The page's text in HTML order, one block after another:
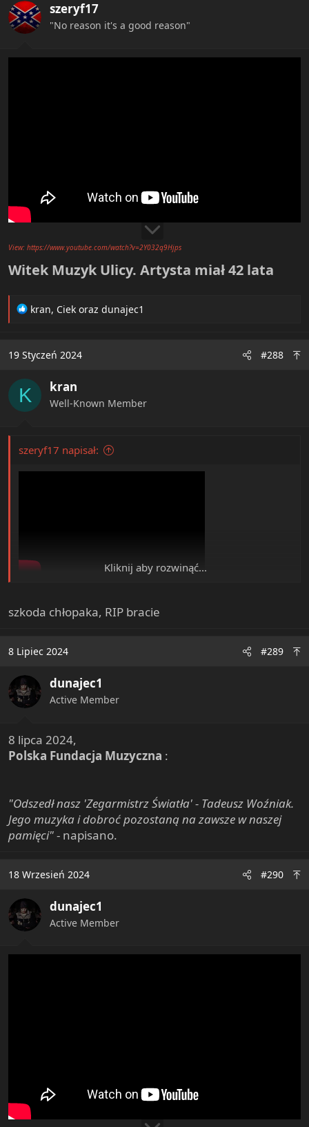
szeryf17
"No reason it's a good reason"
View: https://www.youtube.com/watch?v=2Y032q9Hjps
Witek Muzyk Ulicy. Artysta miał 42 lata​
R
t
o
n
s
kran, Ciek oraz dunajec1
19 Styczeń 2024 #288
K kran
Well-Known Member
szeryf17 napisał:
Witek Muzyk Ulicy. Artysta miał 42 lata​
Kliknij aby rozwinąć...
szkoda chłopaka, RIP bracie
8 Lipiec 2024 #289
dunajec1
Active Member
8 lipca 2024,
Polska Fundacja Muzyczna :
"Odszedł nasz 'Zegarmistrz Światła' - Tadeusz Woźniak.
Jego muzyka i dobroć pozostaną na zawsze w naszej
pamięci"- napisano.
18 Wrzesień 2024 #290
dunajec1
Active Member